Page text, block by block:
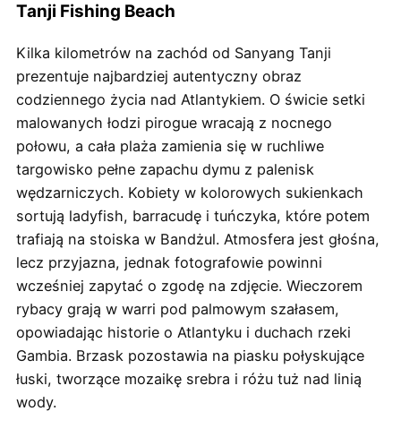
Tanji Fishing Beach
Kilka kilometrów na zachód od Sanyang Tanji
prezentuje najbardziej autentyczny obraz
codziennego życia nad Atlantykiem. O świcie setki
malowanych łodzi pirogue wracają z nocnego
połowu, a cała plaża zamienia się w ruchliwe
targowisko pełne zapachu dymu z palenisk
wędzarniczych. Kobiety w kolorowych sukienkach
sortują ladyfish, barracudę i tuńczyka, które potem
trafiają na stoiska w Bandżul. Atmosfera jest głośna,
lecz przyjazna, jednak fotografowie powinni
wcześniej zapytać o zgodę na zdjęcie. Wieczorem
rybacy grają w warri pod palmowym szałasem,
opowiadając historie o Atlantyku i duchach rzeki
Gambia. Brzask pozostawia na piasku połyskujące
łuski, tworzące mozaikę srebra i różu tuż nad linią
wody.